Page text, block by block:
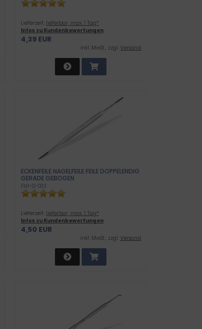
Lieferzeit: lieferbar, max. 1 Tag*
Infos zu Kundenbewertungen
4,39 EUR
inkl .MwSt., zzgl. Versand
ECKENFEILE NAGELFEILE FEILE DOPPELENDIG
GERADE GEBOGEN
FMI-SI-033
Lieferzeit: lieferbar, max. 1 Tag*
Infos zu Kundenbewertungen
4,50 EUR
inkl .MwSt., zzgl. Versand